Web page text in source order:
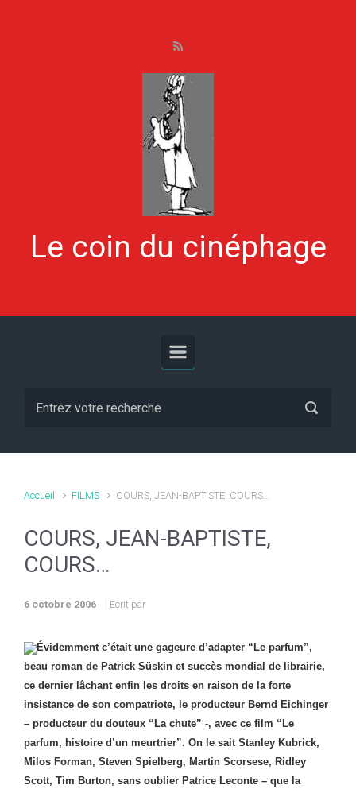
Le coin du cinéphage
Accueil FILMS COURS, JEAN-BAPTISTE, COURS…
COURS, JEAN-BAPTISTE,
COURS…
6 octobre 2006 Ecrit par
Évidemment c’était une gageure d’adapter “Le parfum”,
beau roman de Patrick Süskin et succès mondial de librairie,
ce dernier lâchant enfin les droits en raison de la forte
insistance de son compatriote, le producteur Bernd Eichinger
– producteur du douteux “La chute” -, avec ce film “Le
parfum, histoire d’un meurtrier”. On le sait Stanley Kubrick,
Milos Forman, Steven Spielberg, Martin Scorsese, Ridley
Scott, Tim Burton, sans oublier Patrice Leconte – que la